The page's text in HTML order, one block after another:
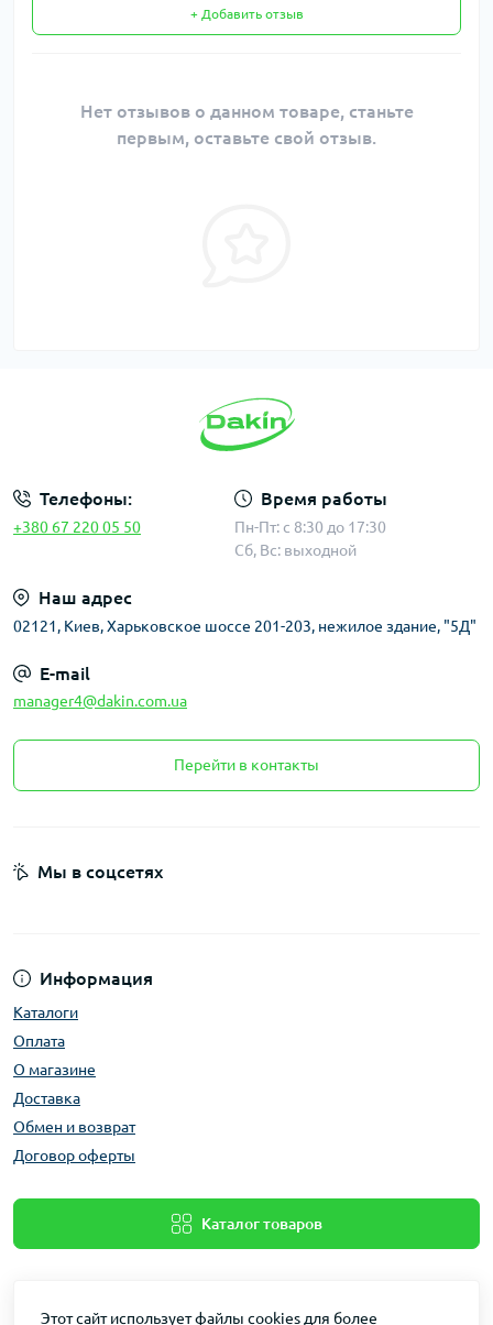
+ Добавить отзыв
Нет отзывов о данном товаре, станьте
первым, оставьте свой отзыв.
Телефоны:
+380 67 220 05 50
Время работы
Пн-Пт: с 8:30 до 17:30
Сб, Вс: выходной
Наш адрес
02121, Киев, Харьковское шоссе 201-203, нежилое здание, "5Д"
E-mail
manager4@dakin.com.ua
Перейти в контакты
Информация
Каталоги
Оплата
О магазине
Доставка
Обмен и возврат
Договор оферты
Каталог товаров
Мы в соцсетях
Этот сайт использует файлы cookies для более